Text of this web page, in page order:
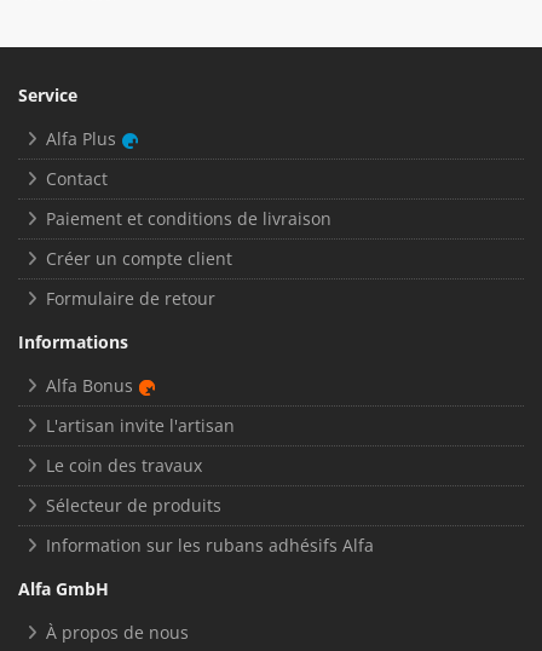
Service
Alfa Plus
Contact
Paiement et conditions de livraison
Créer un compte client
Formulaire de retour
Informations
Alfa Bonus
L'artisan invite l'artisan
Le coin des travaux
Sélecteur de produits
Information sur les rubans adhésifs Alfa
Alfa GmbH
À propos de nous